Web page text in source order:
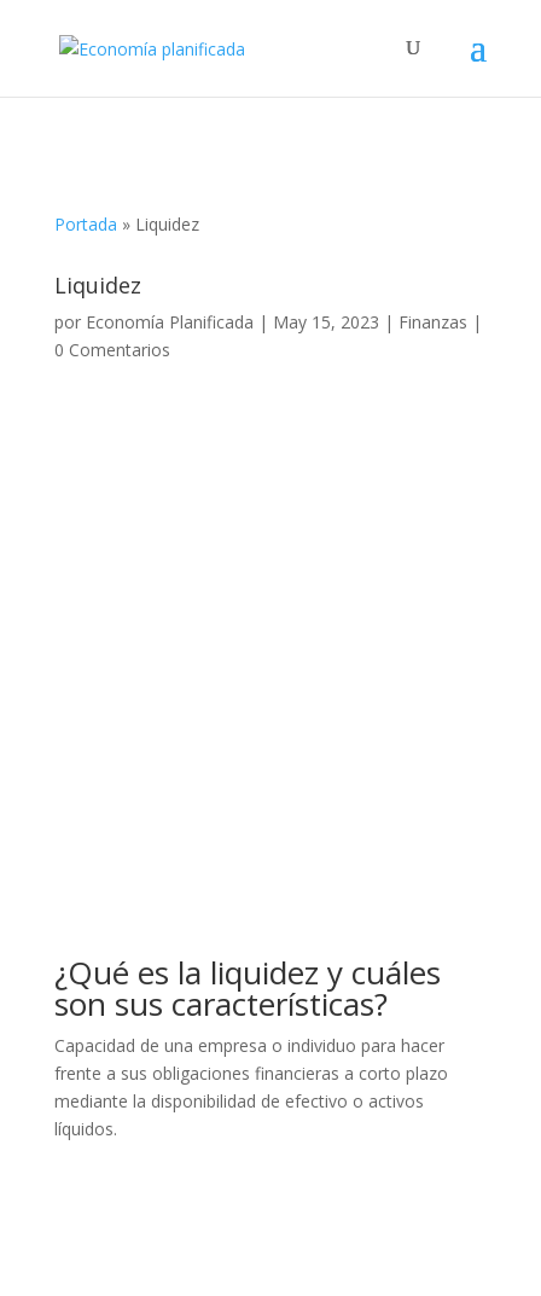
Portada » Liquidez
Liquidez
por Economía Planificada | May 15, 2023 | Finanzas |
0 Comentarios
¿Qué es la liquidez y cuáles
son sus características?
Capacidad de una empresa o individuo para hacer
frente a sus obligaciones financieras a corto plazo
mediante la disponibilidad de efectivo o activos
líquidos.